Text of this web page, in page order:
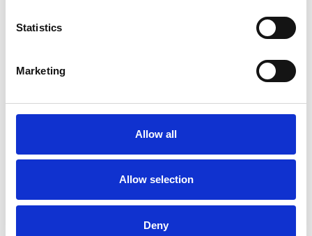
Statistics
Marketing
Allow all
Allow selection
Deny
montage.
Solide
d’échafaudage adaptée à votre projet.
Notre gamme
d’échafaudages roulants